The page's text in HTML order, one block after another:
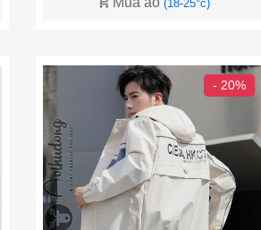
(18-25°c)
- 20%